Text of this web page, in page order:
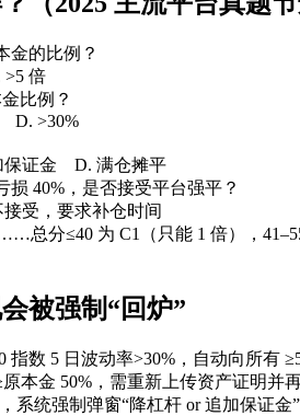
金的比例？
倍
比例？
D. >30%
证金 D. 满仓摊平
40%，是否接受平台强平？
受，要求补仓时间
总分≤40 为 C1（只能 1 倍），
被强制“回炉”
数 5 日波动率>30%，自动向所有
本金 50%，需重新上传资产证明并
系统强制弹窗“降杠杆 or 追加保证